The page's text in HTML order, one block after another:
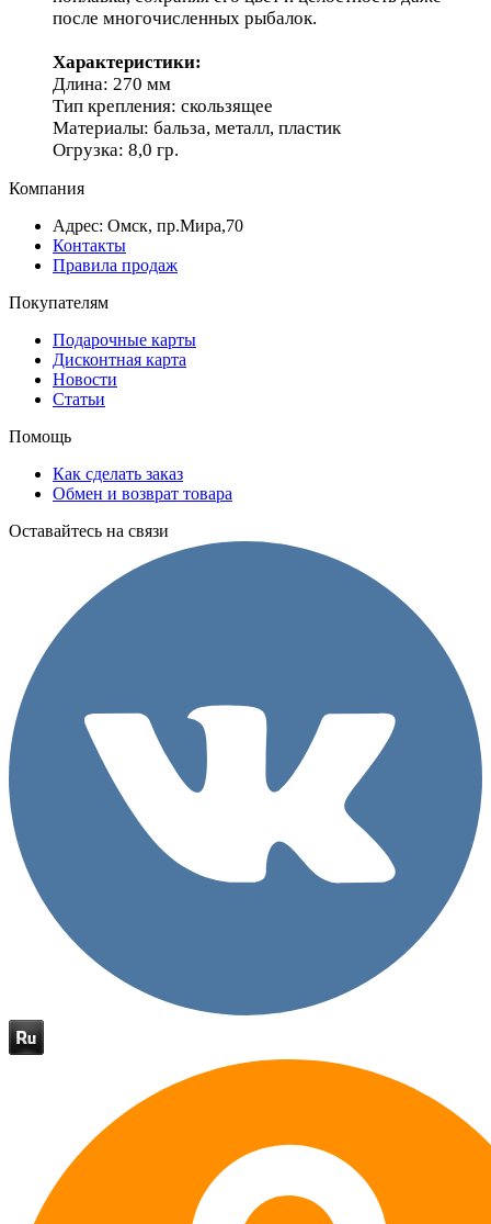
после многочисленных рыбалок.
Характеристики:
Длина: 270 мм
Тип крепления: скользящее
Материалы: бальза, металл, пластик
Огрузка: 8,0 гр.
Компания
Адрес: Омск, пр.Мира,70
Контакты
Правила продаж
Покупателям
Подарочные карты
Дисконтная карта
Новости
Статьи
Помощь
Как сделать заказ
Обмен и возврат товара
Оставайтесь на связи